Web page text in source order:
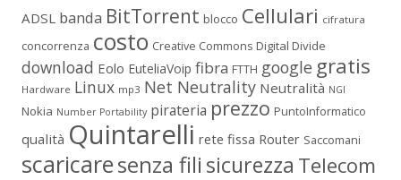
ADSL banda BitTorrent blocco Cellulari cifratura
concorrenza costo Creative Commons Digital Divide
download Eolo EuteliaVoip fibra FTTH google gratis
Hardware Linux mp3 Net Neutrality Neutralità NGI
Nokia Number Portability pirateria prezzo PuntoInformatico
qualità Quintarelli rete fissa Router Saccomani
scaricaresenza fili sicurezza Telecom